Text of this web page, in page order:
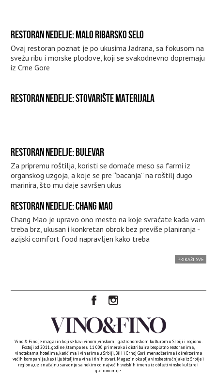
RESTORAN NEDELJE: MALO RIBARSKO SELO
Ovaj restoran poznat je po ukusima Jadrana, sa fokusom na
svežu ribu i morske plodove, koji se svakodnevno dopremaju
iz Crne Gore
RESTORAN NEDELJE: STOVARIŠTE MATERIJALA
RESTORAN NEDELJE: BULEVAR
Za pripremu roštilja, koristi se domaće meso sa farmi iz
organskog uzgoja, a koje se pre “bacanja” na roštilj dugo
marinira, što mu daje savršen ukus
RESTORAN NEDELJE: CHANG MAO
Chang Mao je upravo ono mesto na koje svraćate kada vam
treba brz, ukusan i konkretan obrok bez previše planiranja -
azijski comfort food napravljen kako treba
PRIKAŽI SVE
Vino & Fino je magazin koji se bavi vinom, vinskom i gastronomskom kulturom u Srbiji i regionu.
Postoji od 2011. godine, štampa se u 11 000 primeraka i distribuira besplatno restoranima,
vinotekama, hotelima, kafićima i vinarima u Srbiji, BiH i Crnoj Gori, menadžerima i direktorima
većih kompanija, kao i ljubiteljima vina i finih stvari. Magazin okuplja vinske stručnjake iz Srbije i
regiona, uz značajnu saradnju sa nekim od najvećih svetskih imena iz oblasti vinske kulture i
gastronomije.